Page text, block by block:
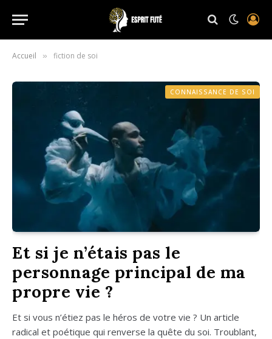
Accueil » fiction de soi
CONNAISSANCE DE SOI
Et si je n’étais pas le
personnage principal de ma
propre vie ?
Et si vous n’étiez pas le héros de votre vie ? Un article
radi­cal et poé­tique qui ren­verse la quête du soi. Trou­blant,